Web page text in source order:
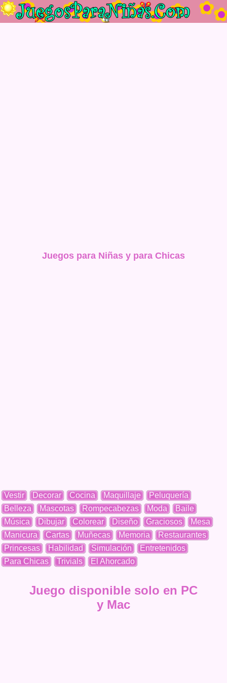
Juegos para Niñas y para Chicas
Vestir Decorar Cocina Maquillaje
Peluquería
Belleza
Mascotas Rompecabezas Moda
Baile
Música
Dibujar Colorear Diseño Graciosos
Mesa
Manicura
Cartas Muñecas Memoria
Restaurantes
Princesas
Habilidad Simulación
Entretenidos
Para Chicas
Trivials El Ahorcado
Juego disponible solo en PC
y Mac